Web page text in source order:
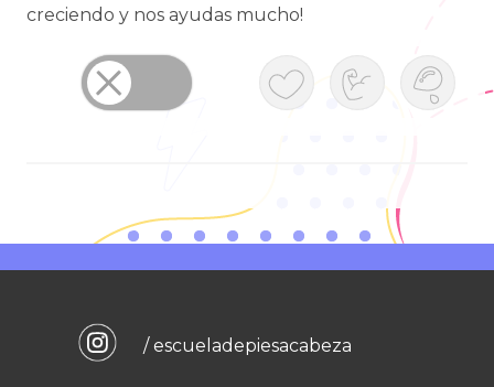
creciendo y nos ayudas mucho!
/ escueladepiesacabeza